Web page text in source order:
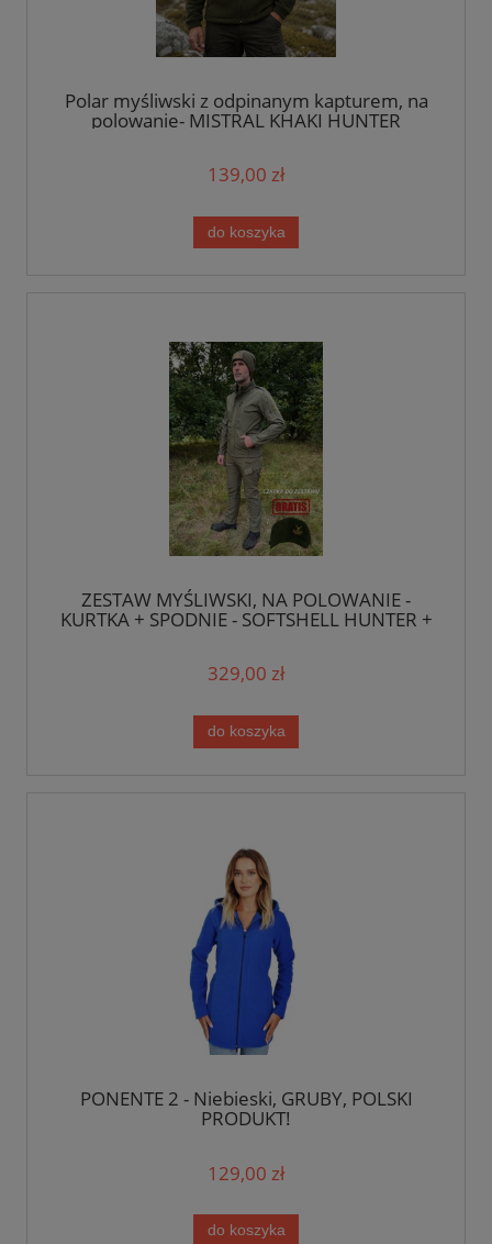
Polar myśliwski z odpinanym kapturem, na
polowanie- MISTRAL KHAKI HUNTER
139,00 zł
do koszyka
ZESTAW MYŚLIWSKI, NA POLOWANIE -
KURTKA + SPODNIE - SOFTSHELL HUNTER +
329,00 zł
do koszyka
PONENTE 2 - Niebieski, GRUBY, POLSKI
PRODUKT!
129,00 zł
do koszyka